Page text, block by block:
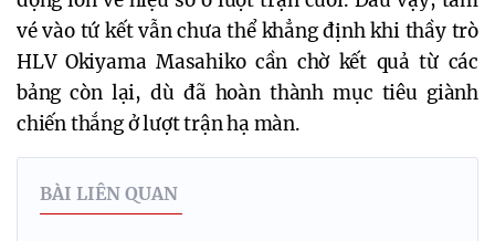
vé vào tứ kết vẫn chưa thể khẳng định khi thầy trò
HLV Okiyama Masahiko cần chờ kết quả từ các
bảng còn lại, dù đã hoàn thành mục tiêu giành
chiến thắng ở lượt trận hạ màn.
BÀI LIÊN QUAN